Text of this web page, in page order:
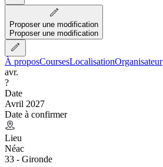
Proposer une modification
Proposer une modification
À proposCoursesLocalisationOrganisateur
avr.
?
Date
Avril 2027
Date à confirmer
Lieu
Néac
33 - Gironde